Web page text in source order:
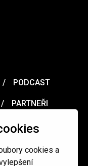
cookies a
PODCAST
PARTNEŘI
podmínky